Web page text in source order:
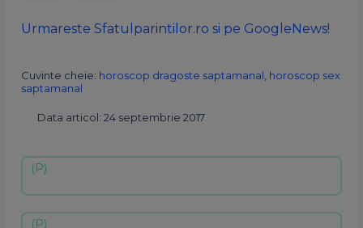
Urmareste Sfatulparintilor.ro si pe GoogleNews!
Cuvinte cheie: horoscop dragoste saptamanal horoscop sex
saptamanal
Data articol: 24 septembrie 2017